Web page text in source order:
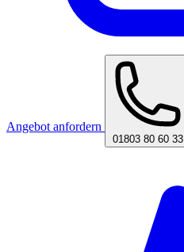
Angebot anfordern
01803 80 60 33